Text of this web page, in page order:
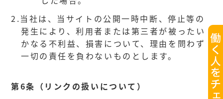
2.当社は、当サイトの公開一時中断、停止等の
発生により、利用者または第三者が被ったい
かなる不利益、損害について、理由を問わず
一切の責任を負わないものとします。
第6条（リンクの扱いについて）